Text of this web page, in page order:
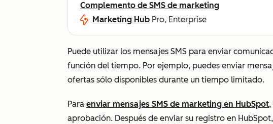
Complemento de SMS de marketing
Marketing Hub Pro, Enterprise
Puede utilizar los mensajes SMS para enviar
función del tiempo. Por ejemplo, puedes enviar
ofertas sólo disponibles durante un tiempo limitado.
Para enviar mensajes SMS de marketing en HubSpot
aprobación. Después de enviar su registro en